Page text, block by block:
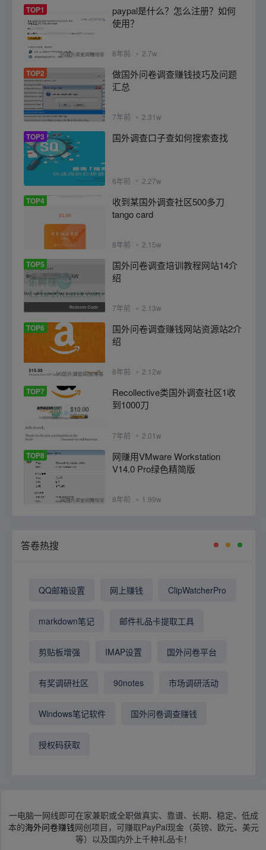
TOP1
paypal是什么？怎么注册？如何
使用？
8年前 2.7w
TOP2
做国外问卷调查赚钱技巧及问题
汇总
7年前 2.31w
TOP3 国外调查口子查如何搜索查找
6年前 2.27w
TOP4
收到某国外调查社区500多刀
tango card
8年前 2.15w
TOP5
国外问卷调查培训教程网站14介
绍
7年前 2.13w
TOP6
国外问卷调查赚钱网站资源站2介
绍
8年前 2.12w
TOP7
Recollective类国外调查社区1收
到1000刀
7年前 2.01w
TOP8
网赚用VMware Workstation
V14.0 Pro绿色精简版
8年前 1.99w
答卷热搜
QQ邮箱设置 网上赚钱 ClipWatcherPro
markdown笔记 邮件礼品卡提取工具
剪贴板增强 IMAP设置 国外问卷平台
有奖调研社区 90notes 市场调研活动
Windows笔记软件 国外问卷调查赚钱
授权码获取
一电脑一网线即可在家兼职或全职做真实、靠谱、长期、稳定、低成
本的海外问卷赚钱网创项目，可赚取PayPal现金（英镑、欧元、美元
等）以及国内外上千种礼品卡！